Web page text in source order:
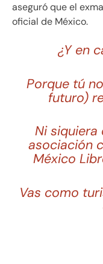
aseguró que el
oficial de México.
¿Y en
Porque tú
futuro)
Ni siquiera
asociación
México
Vas como